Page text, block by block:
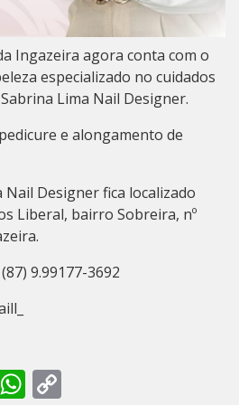
Ingazeira agora conta com o
especializado no cuidados
Lima Nail Designer.
e alongamento de
Nail Designer fica localizado
Liberal, bairro Sobreira, nº
9.99177-3692
WhatsApp